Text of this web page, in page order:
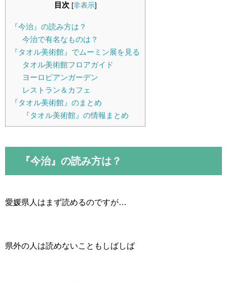
目次 [非表示]
『今治』の読み方は？
今治で有名なものは？
『タオル美術館』でムーミン展を見る
タオル美術館フロアガイド
ヨーロピアンガーデン
レストラン＆カフェ
『タオル美術館』のまとめ
『タオル美術館』の情報まとめ
『今治』の読み方は？
愛媛県人はまず読めるのですが…
県外の人は読めないこともしばしば